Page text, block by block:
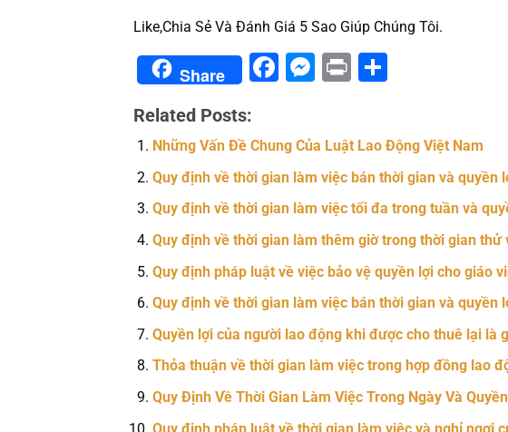
Like,Chia Sẻ Và Đánh Giá 5 Sao Giúp Chúng Tôi.
Share Facebook
Messenger
Print
Related Posts:
Những Vấn Đề Chung Của Luật Lao Động Việt Nam
Quy định về thời gian làm việc bán thời gian và quyền
Quy định về thời gian làm việc tối đa trong tuần và
Quy định về thời gian làm thêm giờ trong thời gian thử
Quy định pháp luật về việc bảo vệ quyền lợi cho giáo
Quy định về thời gian làm việc bán thời gian và quyền
Quyền lợi của người lao động khi được cho thuê lại là
Thỏa thuận về thời gian làm việc trong hợp đồng lao
Quy Định Về Thời Gian Làm Việc Trong Ngày Và
Quy định pháp luật về thời gian làm việc và nghỉ ngơi